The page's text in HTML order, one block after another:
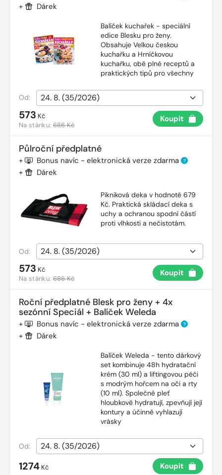
+ Dárek
Balíček kuchařek - speciální
edice Blesku pro ženy.
Obsahuje Velkou českou
kuchařku a Hrníčkovou
kuchařku, obě plné receptů a
praktických tipů pro všechny
Od:
573 Kč
Na stánku:686 Kč
Koupit
Půlroční předplatné
+ Bonus navíc - elektronická verze zdarma ?
+ Dárek
Pikniková deka v hodnotě 679
Kč. Praktická skládací deka s
uchy a ochranou spodní částí
proti vlhkosti a nečistotám.
Od:
573 Kč
Na stánku:686 Kč
Koupit
Roční předplatné Blesk pro ženy + 4x
sezónní Speciál + Balíček Weleda
+ Bonus navíc - elektronická verze zdarma ?
+ Dárek
Balíček Weleda - tento dárkový
set kombinuje 48h hydratační
krém (30 ml) a liftingovou péči
s modrým hořcem na oči a rty
(10 ml). Společně pleť
hloubkově hydratují, zpevňují její
kontury a účinně vyhlazují
vrásky
Od:
1274 Kč Koupit